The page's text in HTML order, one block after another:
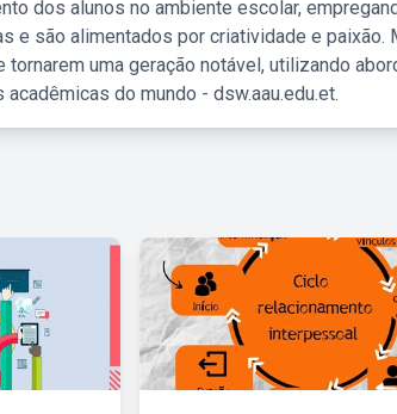
dos alunos no ambiente escolar,
e são alimentados por criatividade e paixão.
uma geração notável, utilizando
do mundo - dsw.aau.edu.et.